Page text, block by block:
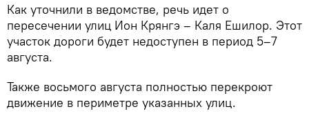
Как уточнили в ведомстве, речь идет о
пересечении улиц Ион Крянгэ – Каля Ешилор. Этот
участок дороги будет недоступен в период 5–7
августа.
Также восьмого августа полностью перекроют
движение в периметре указанных улиц.